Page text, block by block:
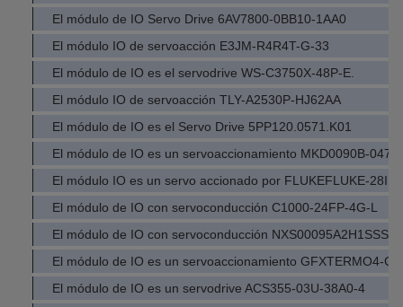
El módulo de IO Servo Drive 6AV7800-0BB10-1AA0
El módulo IO de servoacción E3JM-R4R4T-G-33
El módulo de IO es el servodrive WS-C3750X-48P-E.
El módulo IO de servoacción TLY-A2530P-HJ62AA
El módulo de IO es el Servo Drive 5PP120.0571.K01
El módulo de IO es un servoaccionamiento MKD0090B-047-
El módulo IO es un servo accionado por FLUKEFLUKE-
El módulo de IO con servoconducción C1000-24FP-4G-L
El módulo de IO con servoconducción
El módulo de IO es un servoaccionamiento GFXTERMO4-C-
El módulo de IO es un servodrive ACS355-03U-38A0-4